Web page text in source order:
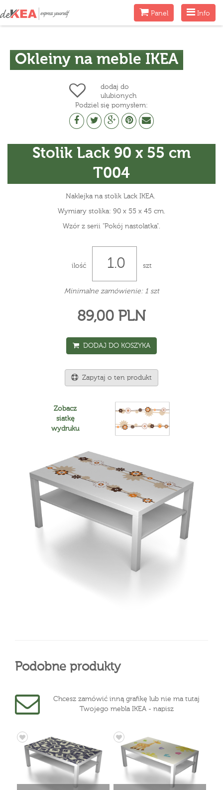
Menu
Info
MenuPanel
Okleiny na meble IKEA
dodaj do
ulubionych
Podziel się pomysłem:
Stolik Lack 90 x 55 cm
T004
Naklejka na stolik Lack IKEA.
Wymiary stolika: 90 x 55 x 45 cm.
Wzór z serii "Pokój nastolatka".
ilość szt
Minimalne zamówienie: 1 szt
89,00 PLN
DODAJ DO KOSZYKA
Zapytaj o ten produkt
Zobacz
siatkę
wydruku
Podobne produkty
Chcesz zamówić inną grafikę lub nie ma tutaj
Twojego mebla IKEA - napisz